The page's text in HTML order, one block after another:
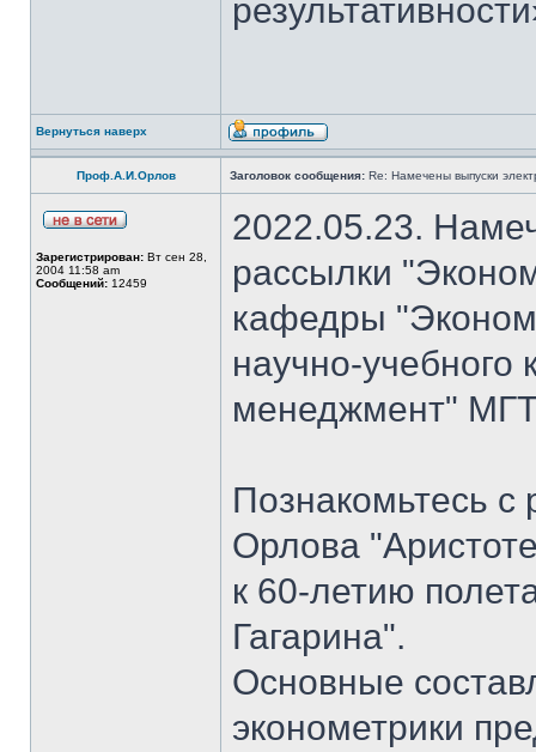
Вернуться наверх
Проф.А.И.Орлов Заголовок сообщения: Re: Намечены выпуски
Зарегистрирован: Вт сен 28,
2004 11:58 am
Сообщений: 12459
2022.05.23.
рассылки
кафедры
научно-
менеджмент"
Познакомьтесь
Орлова
к 60-летию
Гагарина".
Основные
эконометрики